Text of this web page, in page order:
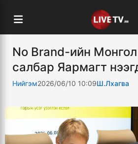
No Brand-ийн
салбар Яармагт
Нийгэм2026/06/10 10:09Ш.Лхагва